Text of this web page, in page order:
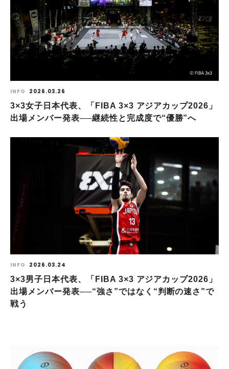
INFO 2026.03.26
3×3女子日本代表、「FIBA 3×3 アジアカップ2026」
出場メンバー発表──継続性と完成度で“優勝”へ
INFO 2026.03.24
3×3男子日本代表、「FIBA 3×3 アジアカップ2026」
出場メンバー発表──“強さ”ではなく“判断の速さ”で
戦う